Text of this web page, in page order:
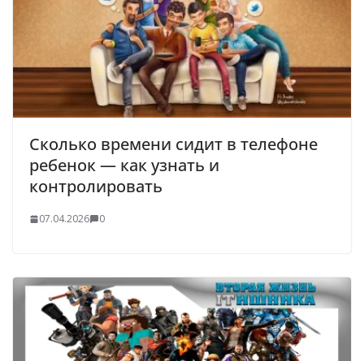
Сколько времени сидит в телефоне
ребенок — как узнать и
контролировать
07.04.2026 0